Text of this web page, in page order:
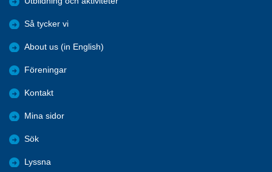
Så tycker vi
About us (in English)
Föreningar
Kontakt
Mina sidor
Sök
Lyssna